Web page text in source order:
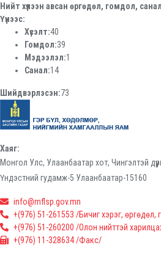
Нийт хүлээн авсан өргөдөл, гомдол, санал
Үүнээс:
Хүсэлт:40
Гомдол:39
Мэдээлэл:1
Санал:14
Шийдвэрлэсэн:73
Хаяг:
Монгол Улс, Улаанбаатар хот, Чингэлтэй
Үндэстний гудамж-5 Улаанбаатар-15160
info@mflsp.gov.mn
+(976) 51-261553 /Бичиг хэрэг, өргөдөл,
+(976) 51-260200 /Олон нийттэй
+(976) 11-328634 /Факс/